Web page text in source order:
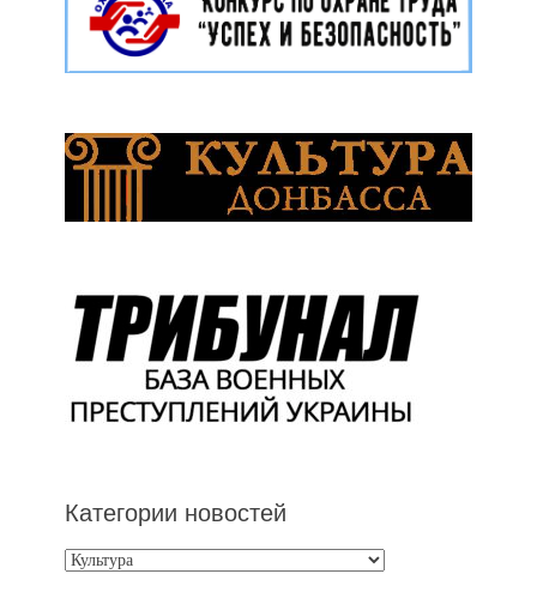
Категории новостей
Категории